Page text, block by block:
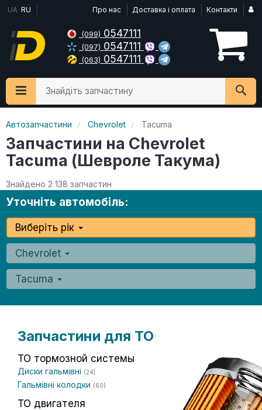
UA RU Про нас Доставка і оплата Контакти
(099) 0547111
(097) 0547111
(063) 0547111
Знайдіть запчастину
Автозапчастини Chevrolet Tacuma
Запчастини на Chevrolet
Tacuma (Шевроле Такума)
Знайдено 2 138 запчастин
Уточніть автомобіль:
Виберіть рік
Chevrolet
Tacuma
Запчастини для ТО
ТО тормозной системы
Диски гальмівні (24)
Гальмівні колодки (60)
ТО двигателя